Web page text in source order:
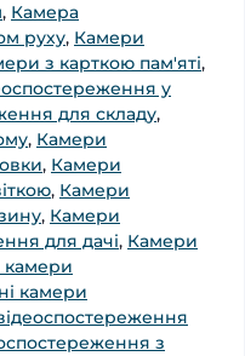
, Камера
руху, Камери
з карткою пам'яті,
у
для складу,
, Камери
, Камери
, Камери
, Камери
для дачі, Камери
камери
камери
з